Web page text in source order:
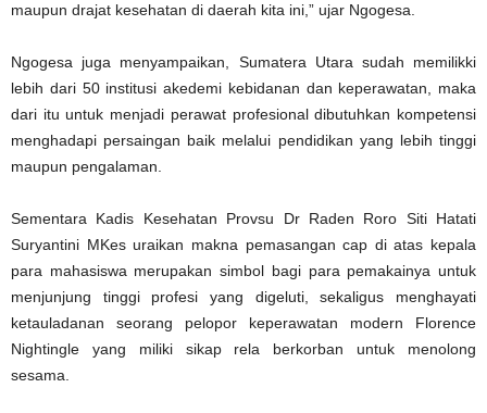
maupun drajat kesehatan di daerah kita ini,” ujar Ngogesa.
Ngogesa juga menyampaikan, Sumatera Utara sudah memilikki
lebih dari 50 institusi akedemi kebidanan dan keperawatan, maka
dari itu untuk menjadi perawat profesional dibutuhkan kompetensi
menghadapi persaingan baik melalui pendidikan yang lebih tinggi
maupun pengalaman.
Sementara Kadis Kesehatan Provsu Dr Raden Roro Siti Hatati
Suryantini MKes uraikan makna pemasangan cap di atas kepala
para mahasiswa merupakan simbol bagi para pemakainya untuk
menjunjung tinggi profesi yang digeluti, sekaligus menghayati
ketauladanan seorang pelopor keperawatan modern Florence
Nightingle yang miliki sikap rela berkorban untuk menolong
sesama.